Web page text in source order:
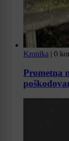
Kronika | 0
Prometna